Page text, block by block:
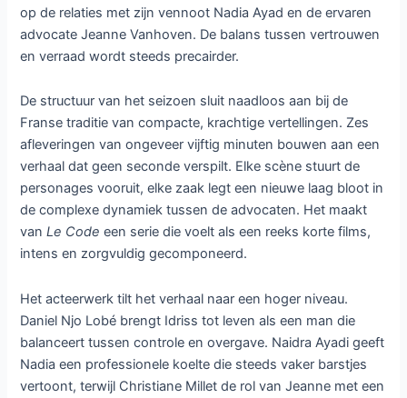
op de relaties met zijn vennoot Nadia Ayad en de ervaren
advocate Jeanne Vanhoven. De balans tussen vertrouwen
en verraad wordt steeds precairder.
De structuur van het seizoen sluit naadloos aan bij de
Franse traditie van compacte, krachtige vertellingen. Zes
afleveringen van ongeveer vijftig minuten bouwen aan een
verhaal dat geen seconde verspilt. Elke scène stuurt de
personages vooruit, elke zaak legt een nieuwe laag bloot in
de complexe dynamiek tussen de advocaten. Het maakt
vanLe Code een serie die voelt als een reeks korte films,
intens en zorgvuldig gecomponeerd.
Het acteerwerk tilt het verhaal naar een hoger niveau.
Daniel Njo Lobé brengt Idriss tot leven als een man die
balanceert tussen controle en overgave. Naidra Ayadi geeft
Nadia een professionele koelte die steeds vaker barstjes
vertoont, terwijl Christiane Millet de rol van Jeanne met een